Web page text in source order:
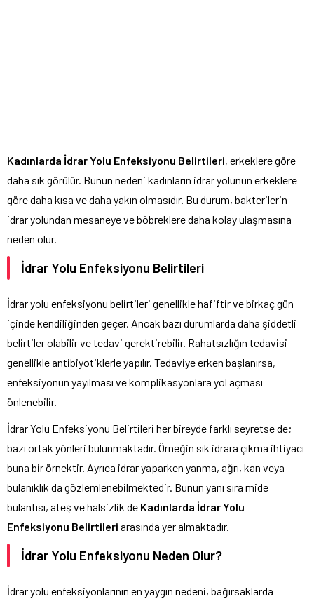
Kadınlarda İdrar Yolu Enfeksiyonu Belirtileri, erkeklere göre
daha sık görülür. Bunun nedeni kadınların idrar yolunun erkeklere
göre daha kısa ve daha yakın olmasıdır. Bu durum, bakterilerin
idrar yolundan mesaneye ve böbreklere daha kolay ulaşmasına
neden olur.
İdrar Yolu Enfeksiyonu Belirtileri
İdrar yolu enfeksiyonu belirtileri genellikle hafiftir ve birkaç gün
içinde kendiliğinden geçer. Ancak bazı durumlarda daha şiddetli
belirtiler olabilir ve tedavi gerektirebilir. Rahatsızlığın tedavisi
genellikle antibiyotiklerle yapılır. Tedaviye erken başlanırsa,
enfeksiyonun yayılması ve komplikasyonlara yol açması
önlenebilir.
İdrar Yolu Enfeksiyonu Belirtileri her bireyde farklı seyretse de;
bazı ortak yönleri bulunmaktadır. Örneğin sık idrara çıkma ihtiyacı
buna bir örnektir. Ayrıca idrar yaparken yanma, ağrı, kan veya
bulanıklık da gözlemlenebilmektedir. Bunun yanı sıra mide
bulantısı, ateş ve halsizlik de Kadınlarda İdrar Yolu
Enfeksiyonu Belirtileri arasında yer almaktadır.
İdrar Yolu Enfeksiyonu Neden Olur?
İdrar yolu enfeksiyonlarının en yaygın nedeni, bağırsaklarda